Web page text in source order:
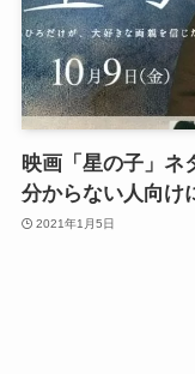
映画「星の子」ネ
分からない人向け
2021年1月5日